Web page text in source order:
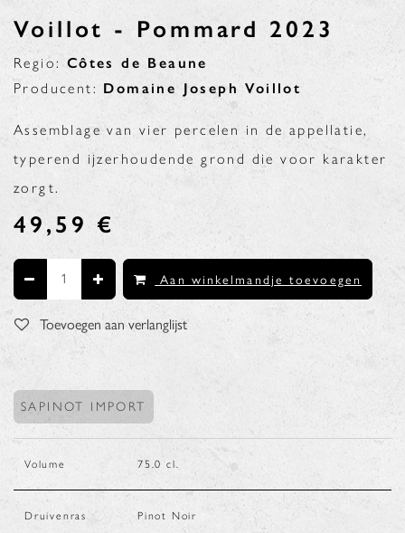
Voillot - Pommard 2023
Regio: Côtes de Beaune
Producent: Domaine Joseph Voillot
Assemblage van vier percelen in de appellatie,
typerend ijzerhoudende grond die voor karakter
zorgt.
49,59 €
Aan winkelmandje toevoegen
Toevoegen aan verlanglijst
SAPINOT IMPORT
Volume 75.0 cl.
Druivenras Pinot Noir